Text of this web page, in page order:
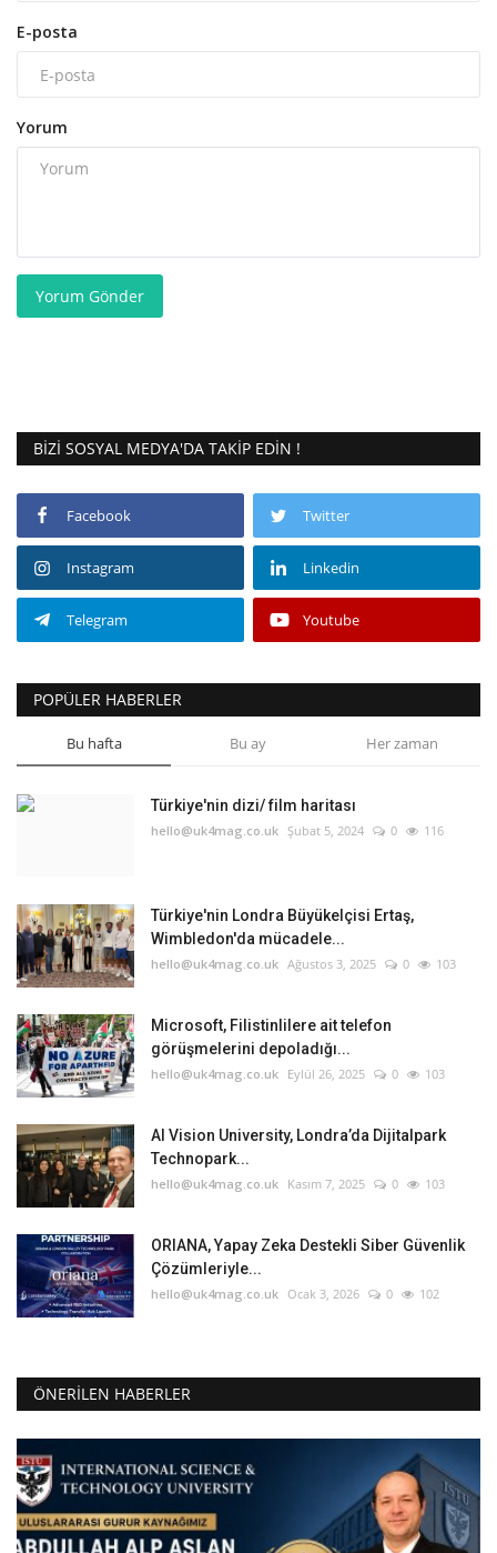
E-posta
Yorum
Yorum Gönder
BIZI SOSYAL MEDYA'DA TAKIP EDIN !
Facebook Twitter
Instagram Linkedin
Telegram Youtube
POPÜLER HABERLER
Bu hafta Bu ay Her zaman
Türkiye'nin dizi/ film haritası
hello@uk4mag.co.uk Şubat 5, 2024 0 116
Türkiye'nin Londra Büyükelçisi Ertaş,
Wimbledon'da mücadele...
hello@uk4mag.co.uk Ağustos 3, 2025 0 103
Microsoft, Filistinlilere ait telefon
görüşmelerini depoladığı...
hello@uk4mag.co.uk Eylül 26, 2025 0 103
AI Vision University, Londra’da Dijitalpark
Technopark...
hello@uk4mag.co.uk Kasım 7, 2025 0 103
ORIANA, Yapay Zeka Destekli Siber Güvenlik
Çözümleriyle...
hello@uk4mag.co.uk Ocak 3, 2026 0 102
ÖNERILEN HABERLER